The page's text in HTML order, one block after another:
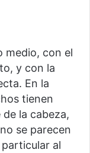
medio, con el
y con la
En la
tienen
la cabeza,
se parecen
al